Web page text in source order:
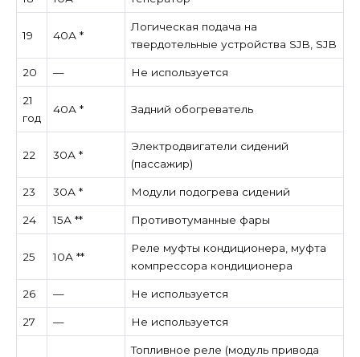
19 40А *
Логическая подача на
твердотельные устройства SJB, SJB
20 — Не используется
21
год
40А * Задний обогреватель
22 30А *
Электродвигатели сидений
(пассажир)
23 30А * Модули подогрева сидений
24 15А ** Противотуманные фары
25 10А **
Реле муфты кондиционера, муфта
компрессора кондиционера
26 — Не используется
27 — Не используется
Топливное реле (модуль привода